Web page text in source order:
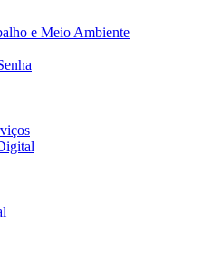
e Meio Ambiente